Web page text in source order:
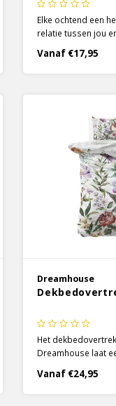
Elke ochtend een
relatie tussen jou
dekbedovertrek
omhelst je met
zachte kleuren
Vanaf €17,95
Dreamhouse
Het
Dreamhouse laat
prachtige bloemen
natuur dichtbij en
Vanaf €24,95